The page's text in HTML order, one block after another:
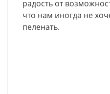
радость от
что нам иногда не
пеленать.